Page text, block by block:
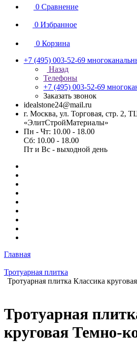
0 Сравнение
0 Избранное
0 Корзина
+7 (495) 003-52-69
Назад
Телефоны
+7 (495) 003-52-69
Заказать звонок
idealstone24@mail.ru
г. Москва, ул. Торговая, стр. 2,
«ЭлитСтройМатериалы»
Пн - Чт: 10.00 - 18.00
Сб: 10.00 - 18.00
Пт и Вс - выходной день
Главная
Тротуарная плитка
Тротуарная плитка Классика
Тротуарная
круговая Темно-